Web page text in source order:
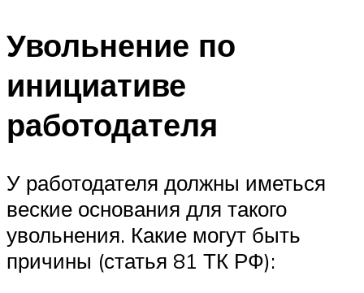
Увольнение по
инициативе
работодателя
У работодателя должны иметься
веские основания для такого
увольнения. Какие могут быть
причины (статья 81 ТК РФ):